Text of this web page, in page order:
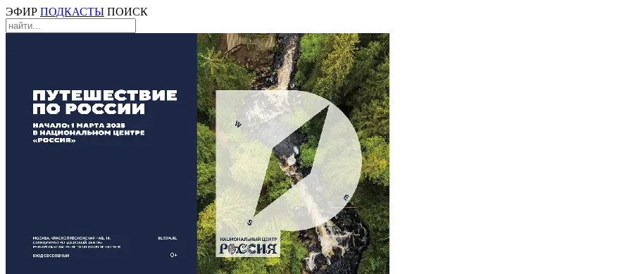
ЭФИР ПОДКАСТЫ ПОИСК